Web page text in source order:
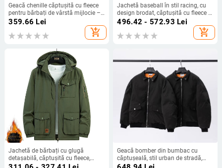
Geacă chenille căptușită cu fleece
pentru bărbați de vârstă mijlocie –
toamnă-iarnă
359.66 Lei
add_shopping_cart
Jachetă baseball în stil racing, cu
design brodat, căptușită cu fleece și
grosime, guler înalt, fermoar, croială
496.42 - 572.93 Lei
add_shopping_cart
Jachetă de bărbați cu glugă
detașabilă, căptușită cu fleece,
închidere fermoar, pentru iarnă
Geacă bomber din bumbac cu
căptușeală, stil urban de stradă,
fără guler, croială lejeră, fermoar,